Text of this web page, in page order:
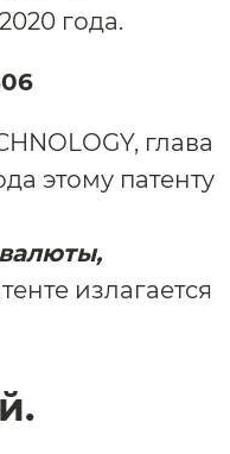
года.
глава
этому патенту
излагается